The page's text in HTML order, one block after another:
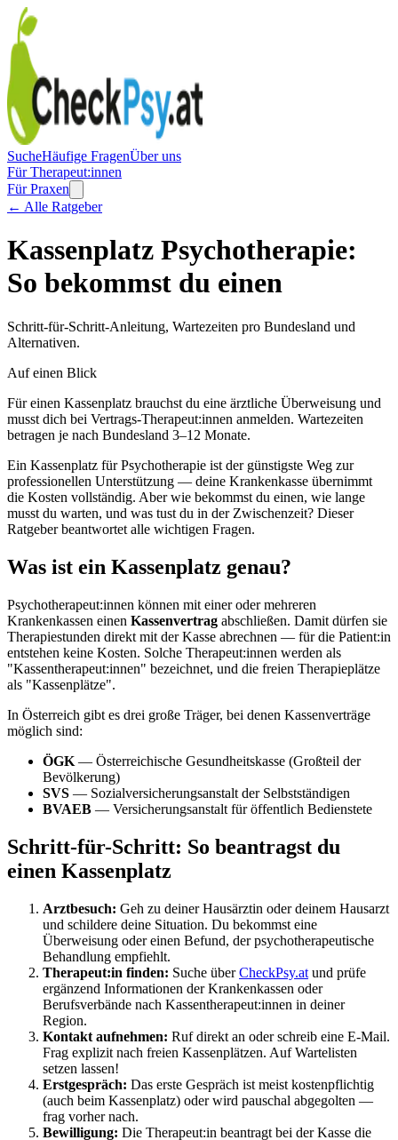
SucheHäufige FragenÜber uns
Für Therapeut:innen
Für Praxen
← Alle Ratgeber
Kassenplatz Psychotherapie:
So bekommst du einen
Schritt-für-Schritt-Anleitung, Wartezeiten pro Bundesland und
Alternativen.
Auf einen Blick
Für einen Kassenplatz brauchst du eine ärztliche Überweisung und
musst dich bei Vertrags-Therapeut:innen anmelden. Wartezeiten
betragen je nach Bundesland 3–12 Monate.
Ein Kassenplatz für Psychotherapie ist der günstigste Weg zur
professionellen Unterstützung — deine Krankenkasse übernimmt
die Kosten vollständig. Aber wie bekommst du einen, wie lange
musst du warten, und was tust du in der Zwischenzeit? Dieser
Ratgeber beantwortet alle wichtigen Fragen.
Was ist ein Kassenplatz genau?
Psychotherapeut:innen können mit einer oder mehreren
Krankenkassen einen Kassenvertrag abschließen. Damit dürfen sie
Therapiestunden direkt mit der Kasse abrechnen — für die Patient:in
entstehen keine Kosten. Solche Therapeut:innen werden als
"Kassentherapeut:innen" bezeichnet, und die freien Therapieplätze
als "Kassenplätze".
In Österreich gibt es drei große Träger, bei denen Kassenverträge
möglich sind:
ÖGK — Österreichische Gesundheitskasse (Großteil der
Bevölkerung)
SVS — Sozialversicherungsanstalt der Selbstständigen
BVAEB — Versicherungsanstalt für öffentlich Bedienstete
Schritt-für-Schritt: So beantragst du
einen Kassenplatz
Arztbesuch: Geh zu deiner Hausärztin oder deinem Hausarzt
und schildere deine Situation. Du bekommst eine
Überweisung oder einen Befund, der psychotherapeutische
Behandlung empfiehlt.
Therapeut:in finden: Suche überCheckPsy.at und prüfe
ergänzend Informationen der Krankenkassen oder
Berufsverbände nach Kassentherapeut:innen in deiner
Region.
Kontakt aufnehmen: Ruf direkt an oder schreib eine E-Mail.
Frag explizit nach freien Kassenplätzen. Auf Wartelisten
setzen lassen!
Erstgespräch: Das erste Gespräch ist meist kostenpflichtig
(auch beim Kassenplatz) oder wird pauschal abgegolten —
frag vorher nach.
Bewilligung: Die Therapeut:in beantragt bei der Kasse die